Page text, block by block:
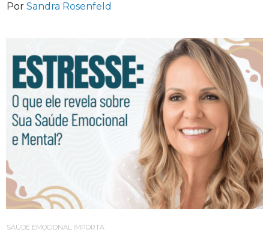
Por Sandra Rosenfeld
SAÚDE EMOCIONAL IMPORTA